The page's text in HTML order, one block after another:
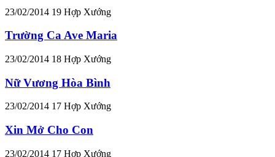
23/02/2014 19 Hợp Xướng
Trường Ca Ave Maria
23/02/2014 18 Hợp Xướng
Nữ Vương Hòa Bình
23/02/2014 17 Hợp Xướng
Xin Mở Cho Con
23/02/2014 17 Hợp Xướng